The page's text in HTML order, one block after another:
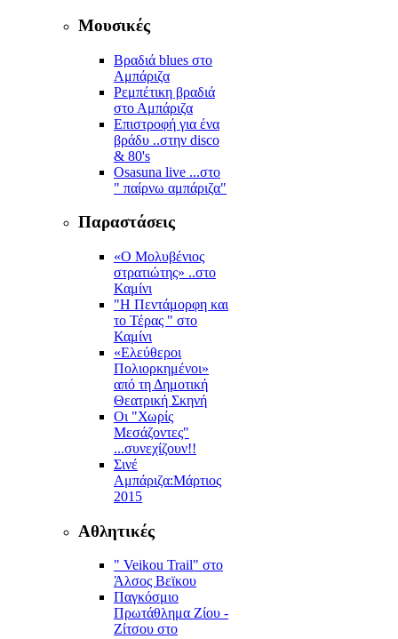
Μουσικές
Βραδιά blues στο
Αμπάριζα
Ρεμπέτικη βραδιά
στο Αμπάριζα
Επιστροφή για ένα
βράδυ ..στην disco
& 80's
Osasuna live ...στο
" παίρνω αμπάριζα"
Παραστάσεις
«Ο Μολυβένιος
στρατιώτης» ..στο
Καμίνι
"Η Πεντάμορφη και
το Τέρας " στο
Καμίνι
«Ελεύθεροι
Πολιορκημένοι»
από τη Δημοτική
Θεατρική Σκηνή
Οι "Χωρίς
Μεσάζοντες"
...συνεχίζουν!!
Σινέ
Αμπάριζα:Mάρτιος
2015
Αθλητικές
" Veikou Trail" στο
Άλσος Βεϊκου
Παγκόσμιο
Πρωτάθλημα Ζίου -
Ζίτσου στο